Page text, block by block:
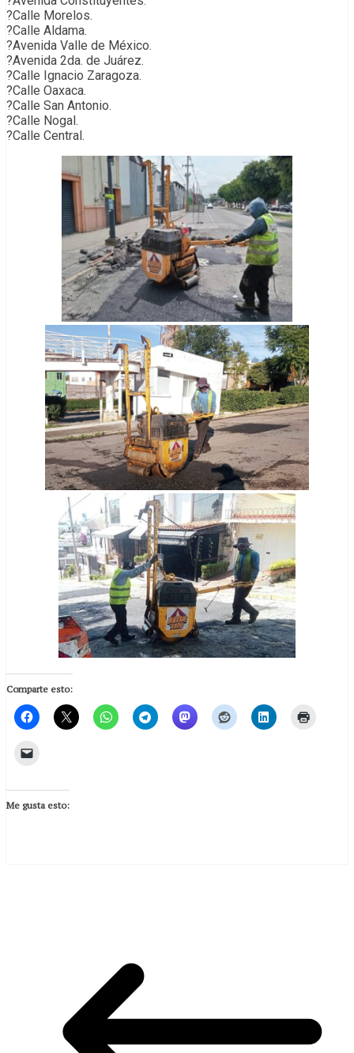
?Calle Morelos.
?Calle Aldama.
?Avenida Valle de México.
?Avenida 2da. de Juárez.
?Calle Ignacio Zaragoza.
?Calle Oaxaca.
?Calle San Antonio.
?Calle Nogal.
?Calle Central.
Comparte esto:
Me gusta esto: